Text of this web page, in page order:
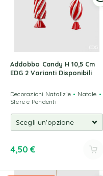
Addobbo Candy H 10,5 Cm
EDG 2 Varianti Disponibili
Decorazioni Natalizie
Natale
Sfere e Pendenti
4,50€